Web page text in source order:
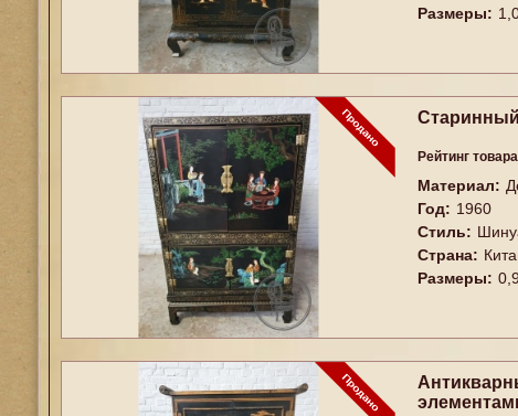
Размеры:
Старинный
Рейтинг товара
Материал:
Год: 1960
Стиль:
Страна:
Размеры: